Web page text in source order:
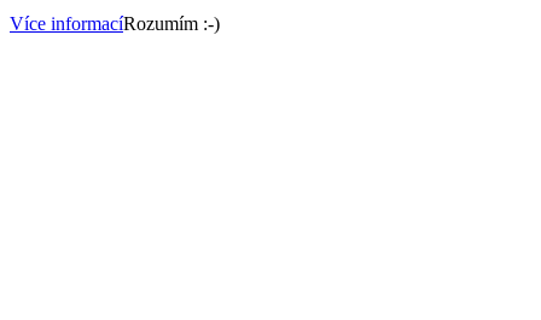
Více informacíRozumím :-)